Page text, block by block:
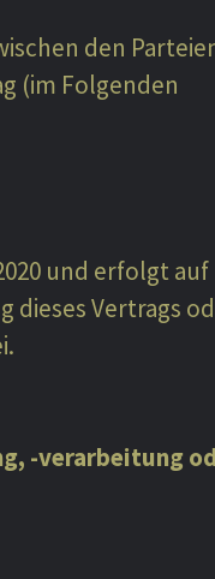
den
(im Folgenden
und erfolgt auf
dieses Vertrags
-verarbeitung